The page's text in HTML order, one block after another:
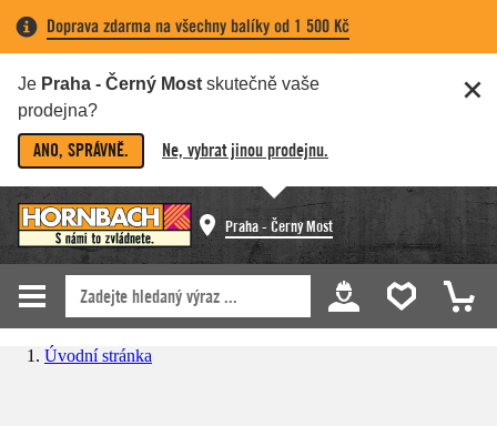
Doprava zdarma na všechny balíky od 1 500 Kč
Je Praha - Černý Most skutečně vaše
prodejna?
ANO, SPRÁVNĚ. Ne, vybrat jinou prodejnu.
Praha - Černý Most
Úvodní stránka